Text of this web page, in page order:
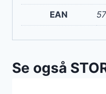
EAN
Se også